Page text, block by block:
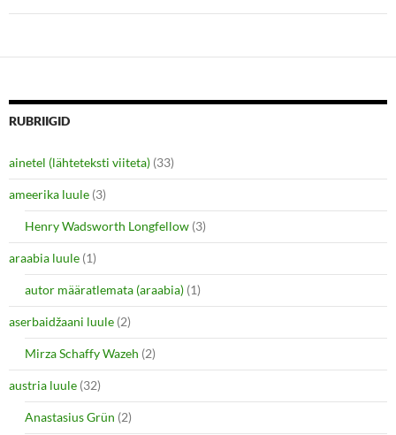
w
o
w
d
RUBRIIGID
ainetel (lähteteksti viiteta) (33)
ameerika luule (3)
Henry Wadsworth Longfellow (3)
araabia luule (1)
autor määratlemata (araabia) (1)
aserbaidžaani luule (2)
Mirza Schaffy Wazeh (2)
austria luule (32)
Anastasius Grün (2)